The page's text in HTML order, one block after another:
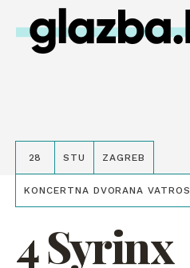
28 STU ZAGREB
KONCERTNA DVORANA
4 Syrinx